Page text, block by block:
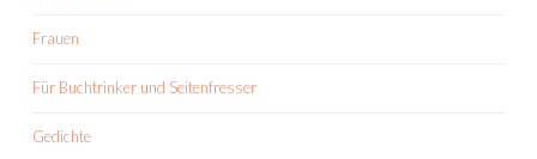
Frauen
Für Buchtrinker und Seitenfresser
Gedichte